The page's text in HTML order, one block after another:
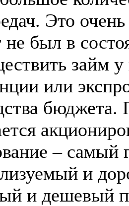
Это
не был в
займ у
или
– самый
и
и дешевый